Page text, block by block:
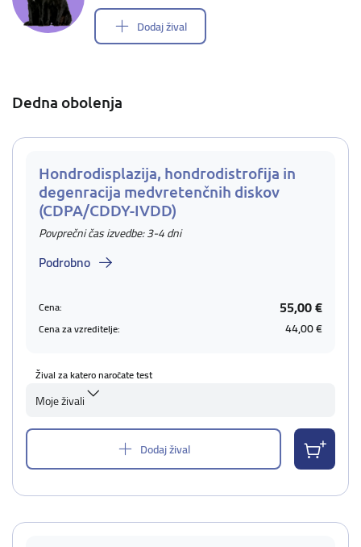
Dodaj žival
Dedna obolenja
Hondrodisplazija, hondrodistrofija in
degenracija medvretenčnih diskov
(CDPA/CDDY-IVDD)
Povprečni čas izvedbe: 3-4 dni
Podrobno
Cena: 55,00 €
Cena za vzreditelje: 44,00 €
Žival za katero naročate test
Moje živali
Dodaj žival